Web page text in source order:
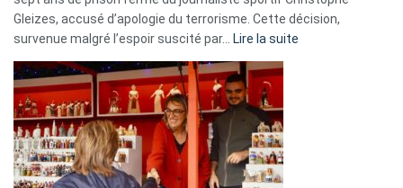
Gleizes, accusé d’apologie du terrorisme. Cette décision,
survenue malgré l’espoir suscité par…
Lire la suite